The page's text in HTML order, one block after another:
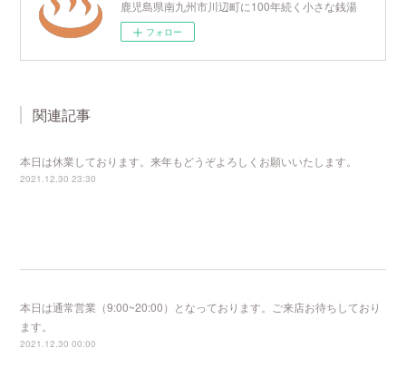
鹿児島県南九州市川辺町に100年続く小さな銭湯
フォロー
関連記事
本日は休業しております。来年もどうぞよろしくお願いいたします。
2021.12.30 23:30
本日は通常営業（9:00~20:00）となっております。ご来店お待ちしており
ます。
2021.12.30 00:00